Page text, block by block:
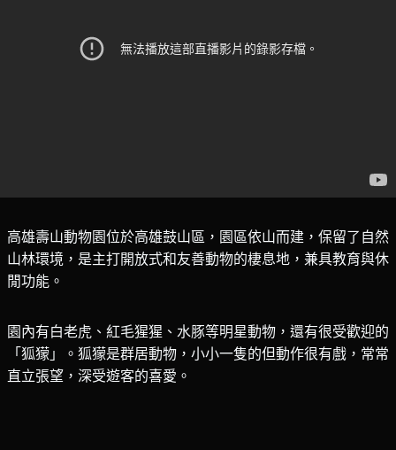
高雄壽山動物園位於高雄鼓山區，園區依山而建，保留了自然
山林環境，是主打開放式和友善動物的棲息地，兼具教育與休
閒功能。
園內有白老虎、紅毛猩猩、水豚等明星動物，還有很受歡迎的
「狐獴」。狐獴是群居動物，小小一隻的但動作很有戲，常常
直立張望，深受遊客的喜愛。